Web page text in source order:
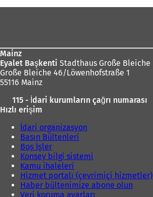
Mainz
Eyalet Başkenti Stadthaus Große Bleiche
Große Bleiche 46/Löwenhofstraße 1
55116 Mainz
115 - İdari kurumların çağrı numarası
Hızlı erişim
İdari organizasyon
Basın Bültenleri
Boş İşler
Konsey bilgi sistemi
Kamu ihaleleri
Hizmet portalı (çevrimiçi hizmetler)
Haber bültenimize abone olun
Veri koruma ayarları